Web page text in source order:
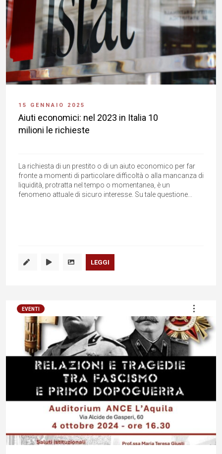
15 GENNAIO 2025
Aiuti economici: nel 2023 in Italia 10
milioni le richieste
La richiesta di un prestito o di un aiuto economico per far
fronte a momenti di particolare difficoltà o alla mancanza di
liquidità, protratta nel tempo o momentanea, è un
fenomeno attuale di sicuro interesse. Su tale questione...
LEGGI
EVENTI